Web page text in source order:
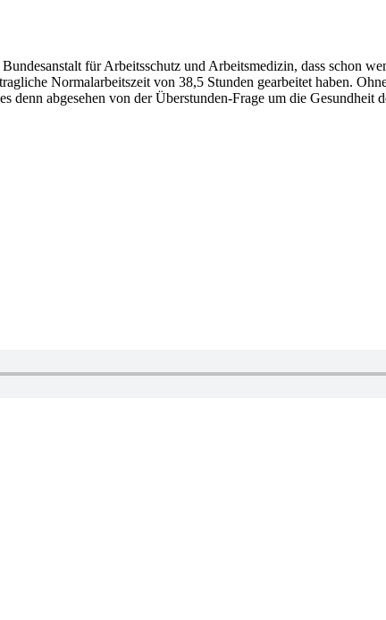
für Arbeitsschutz und Arbeitsmedizin, dass schon
Normalarbeitszeit von 38,5 Stunden gearbeitet haben.
denn abgesehen von der Überstunden-Frage um die